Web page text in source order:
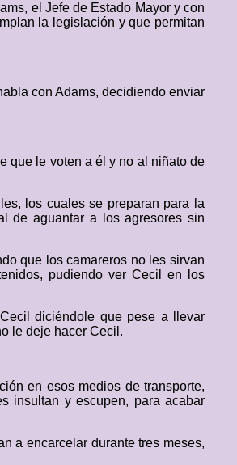
el Jefe de Estado Mayor y con
la legislación y que permitan
con Adams, decidiendo enviar
que le voten a él y no al niñato de
los cuales se preparan para la
de aguantar a los agresores sin
que los camareros no les sirvan
pudiendo ver Cecil en los
diciéndole que pese a llevar
le deje hacer Cecil.
en esos medios de transporte,
insultan y escupen, para acabar
a encarcelar durante tres meses,